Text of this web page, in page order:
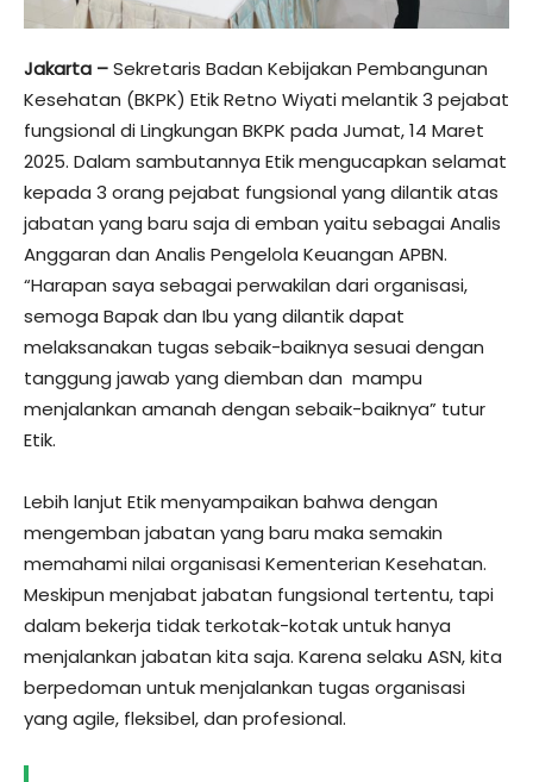
Jakarta –Sekretaris Badan Kebijakan Pembangunan
Kesehatan (BKPK) Etik Retno Wiyati melantik 3 pejabat
fungsional di Lingkungan BKPK pada Jumat, 14 Maret
2025. Dalam sambutannya Etik mengucapkan selamat
kepada 3 orang pejabat fungsional yang dilantik atas
jabatan yang baru saja di emban yaitu sebagai Analis
Anggaran dan Analis Pengelola Keuangan APBN.
“Harapan saya sebagai perwakilan dari organisasi,
semoga Bapak dan Ibu yang dilantik dapat
melaksanakan tugas sebaik-baiknya sesuai dengan
tanggung jawab yang diemban dan mampu
menjalankan amanah dengan sebaik-baiknya” tutur
Etik.
Lebih lanjut Etik menyampaikan bahwa dengan
mengemban jabatan yang baru maka semakin
memahami nilai organisasi Kementerian Kesehatan.
Meskipun menjabat jabatan fungsional tertentu, tapi
dalam bekerja tidak terkotak-kotak untuk hanya
menjalankan jabatan kita saja. Karena selaku ASN, kita
berpedoman untuk menjalankan tugas organisasi
yang agile, fleksibel, dan profesional.